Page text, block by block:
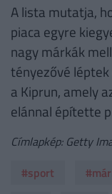
A lista mutatja,
piaca egyre
nagy márkák
tényezővé
a Kiprun, amely
elánnal építette
Címlapkép: Getty
#sport